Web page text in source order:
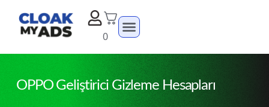
0
OPPO Geliştirici Gizleme Hesapları